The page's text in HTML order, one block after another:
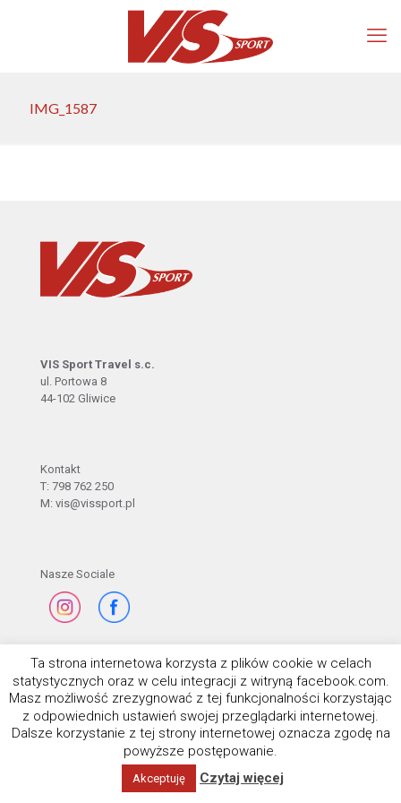
IMG_1587
VIS Sport Travel s.c.
ul. Portowa 8
44-102 Gliwice
Kontakt
T: 798 762 250
M: vis@vissport.pl
Nasze Sociale
Ta strona internetowa korzysta z plików cookie w celach
statystycznych oraz w celu integracji z witryną facebook.com.
Masz możliwość zrezygnować z tej funkcjonalności korzystając
z odpowiednich ustawień swojej przeglądarki internetowej.
Dalsze korzystanie z tej strony internetowej oznacza zgodę na
powyższe postępowanie.
Akceptuję Czytaj więcej